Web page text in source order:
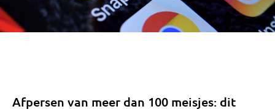
Afpersen van meer dan 100 meisjes: dit